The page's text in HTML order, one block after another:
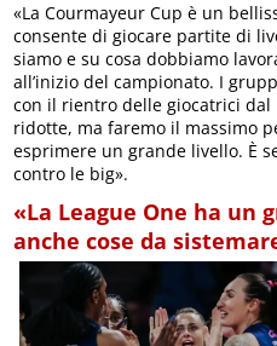
«La Courmayeur Cup è un
consente di giocare partite di
siamo e su cosa dobbiamo
all’inizio del campionato. I
con il rientro delle giocatrici
ridotte, ma faremo il massimo
esprimere un grande livello. È
contro le big».
«La League One ha un
anche cose da